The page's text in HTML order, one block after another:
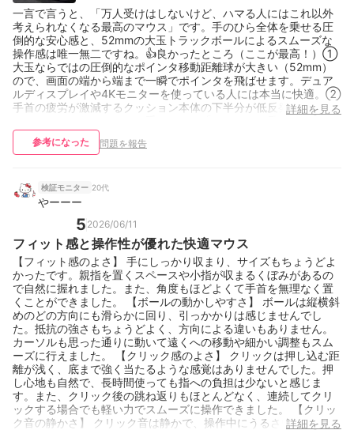
一言で言うと、「万人受けはしないけど、ハマる人にはこれ以外
考えられなくなる最高のマウス」です。手のひら全体を乗せる圧
倒的な安心感と、52mmの大玉トラックボールによるスムーズな
操作感は唯一無二ですね。 ​👍️良かったところ（ここが最高！） ​①
大玉ならではの圧倒的なポインタ移動距離 ​球が大きい（52mm）
ので、画面の端から端まで一瞬でポインタを飛ばせます。デュア
ルディスプレイや4Kモニターを使っている人には本当に快適。 ​②
手首の疲労が激減するクッション ​本体の下半分が低反発素材のパ
す。手首を浮かせる必要がないので、長時間のデスクワークでも
全く疲れません。 ​③ボタンが豊富で割り当て放題 ​ボタンが計8個
と、左手キーボードの出番が減るレベルで爆速化します。 また専
用のソフト（エレコム マウスアシスタント 6）をダウンロードを
スのレビューではないがエレコム マウスアシスタント 6のレビュ
ーも記載しておく。 ①キーの「連続押し」コマンド登録が便利す
ぎる これまで単発のショートカットしか割り当てられなかったの
が、最大6キーまでのコマンド入力（連続押し）に対応。特定のソ
フトでよく使う「一連のキー操作」をマウスの1ボタンに集約でき
るのが最高です。 ​②ジェスチャー機能の細かさは相変わらず優秀
上下左右だけでなく、最大4段階の組み合わせジェスチャーができ
るので、ブラウザのタブ閉じや更新、仮想デスクトップの切り替
えが片手で完結します（ただ、覚えきれないので結局4〜8パター
ンくらいに落ち着きますが……）。 ​③設定の切り替えがスムーズ
「Excelを開いているときはこの設定」「Chromeのときはこの設
定」というアプリ別のプロファイル自動切り替えが優秀。作業の
切り替え時にストレスがありません。 ​④フライングスクロールの
廃止（人によってはメリット） 勢いよく回すと自動スクロールす
る機能が今作でなくなりましたが、あれは誤爆が多くて使いづら
詳細を見る
参考になった 問題を報告
検証モニター 20代
やーーー
5 2026/06/11
フィット感と操作性が優れた快適マウス
【フィット感のよさ】 手にしっかり収まり、サイズもちょうどよ
かったです。親指を置くスペースや小指が収まるくぼみがあるの
で自然に握れました。また、角度もほどよくて手首を無理なく置
くことができました。 【ボールの動かしやすさ】 ボールは縦横斜
めのどの方向にも滑らかに回り、引っかかりは感じませんでし
た。抵抗の強さもちょうどよく、方向による違いもありません。
カーソルも思った通りに動いて遠くへの移動や細かい調整もスム
ーズに行えました。 【クリック感のよさ】 クリックは押し込む距
離が浅く、底まで強く当たるような感覚はありませんでした。押
し心地も自然で、長時間使っても指への負担は少ないと感じま
す。また、クリック後の跳ね返りもほとんどなく、連続してクリ
ックする場合でも軽い力でスムーズに操作できました。 【クリッ
ク音の静かさ】 クリック音は静かで、操作中にうるさいと感じる
詳細を見る